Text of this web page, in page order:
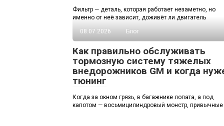
Фильтр — деталь, которая работает незаметно, но
именно от неё зависит, доживёт ли двигатель
08.07.2026
Блог
Как правильно обслуживать
тормозную систему тяжелых
внедорожников GM и когда
тюнинг
Когда за окном грязь, в багажнике лопата, а под
капотом — восьмицилиндровый монстр, привычные